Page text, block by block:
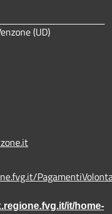
(UD)
it/home-